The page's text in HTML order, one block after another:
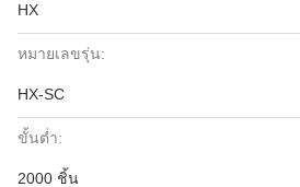
HX
หมายเลขรุ่น:
HX-SC
ขั้นต่ำ:
2000 ชิ้น